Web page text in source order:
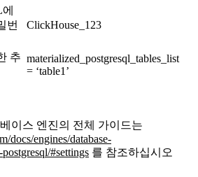
번
ClickHouse_123
추 materialized_postgresql_tables_list
= ‘table1’
이스 엔진의 전체 가이드는
docs/engines/database-
#settings 를 참조하십시오